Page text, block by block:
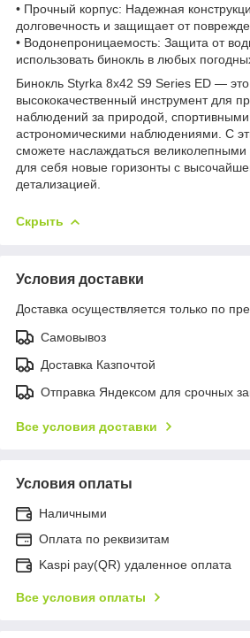
• Прочный корпус: Надежная
долговечность и защищает от
• Водонепроницаемость: Защита от
использовать бинокль в любых
Бинокль Styrka 8x42 S9 Series ED —
высококачественный инструмент для
наблюдений за природой,
астрономическими наблюдениями. С
сможете наслаждаться великолепными
для себя новые горизонты с
детализацией.
Скрыть
Условия доставки
Доставка осуществляется только по
Самовывоз
Доставка Казпочтой
Отправка Яндексом для срочных
Все условия доставки
Условия оплаты
Наличными
Оплата по реквизитам
Kaspi pay(QR) удаленное оплата
Все условия оплаты